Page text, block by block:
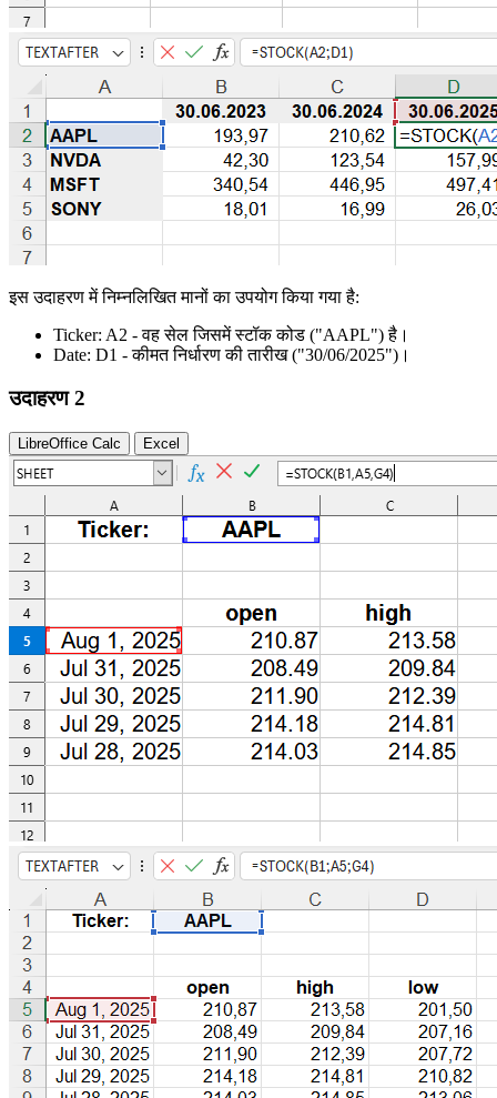
इस उदाहरण में निम्नलिखित मानों का उपयोग किया गया है:
Ticker: A2 - वह सेल जिसमें स्टॉक कोड ("AAPL")है।
Date: D1 - कीमत निर्धारण की तारीख("30/06/2025") ।
उदाहरण 2
LibreOffice Calc Excel